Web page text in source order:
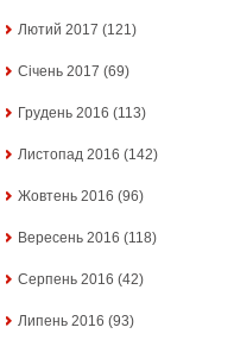
Лютий 2017 (121)
Січень 2017 (69)
Грудень 2016 (113)
Листопад 2016 (142)
Жовтень 2016 (96)
Вересень 2016 (118)
Серпень 2016 (42)
Липень 2016 (93)